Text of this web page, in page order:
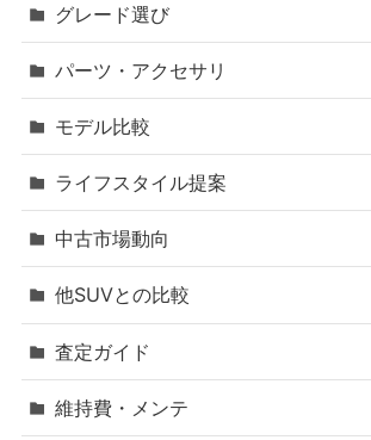
グレード選び
パーツ・アクセサリ
モデル比較
ライフスタイル提案
中古市場動向
他SUVとの比較
査定ガイド
維持費・メンテ